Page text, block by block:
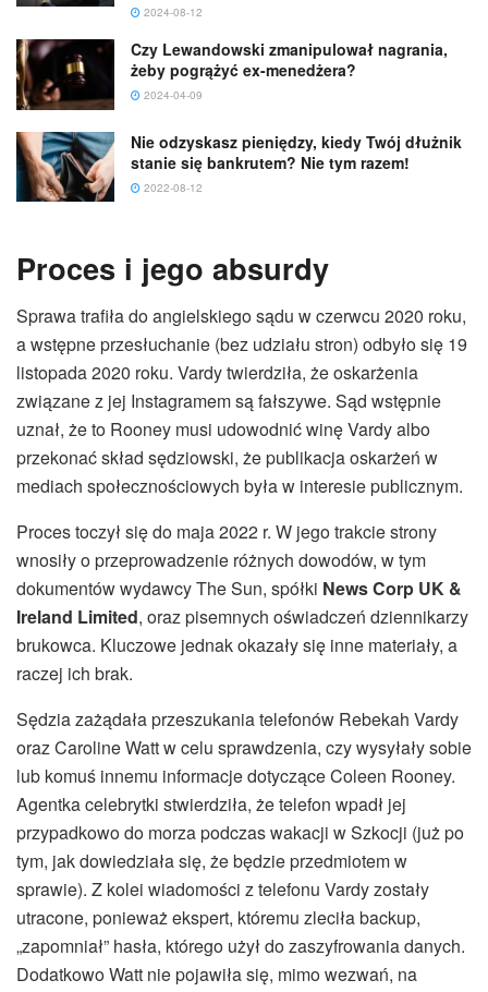
2024-08-12
Czy Lewandowski zmanipulował nagrania,
żeby pogrążyć ex-menedżera?
2024-04-09
Nie odzyskasz pieniędzy, kiedy Twój dłużnik
stanie się bankrutem? Nie tym razem!
2022-08-12
Proces i jego absurdy
Sprawa trafiła do angielskiego sądu w czerwcu 2020 roku,
a wstępne przesłuchanie (bez udziału stron) odbyło się 19
listopada 2020 roku. Vardy twierdziła, że oskarżenia
związane z jej Instagramem są fałszywe. Sąd wstępnie
uznał, że to Rooney musi udowodnić winę Vardy albo
przekonać skład sędziowski, że publikacja oskarżeń w
mediach społecznościowych była w interesie publicznym.
Proces toczył się do maja 2022 r. W jego trakcie strony
wnosiły o przeprowadzenie różnych dowodów, w tym
dokumentów wydawcy The Sun, spółki News Corp UK &
Ireland Limited, oraz pisemnych oświadczeń dziennikarzy
brukowca. Kluczowe jednak okazały się inne materiały, a
raczej ich brak.
Sędzia zażądała przeszukania telefonów Rebekah Vardy
oraz Caroline Watt w celu sprawdzenia, czy wysyłały sobie
lub komuś innemu informacje dotyczące Coleen Rooney.
Agentka celebrytki stwierdziła, że telefon wpadł jej
przypadkowo do morza podczas wakacji w Szkocji (już po
tym, jak dowiedziała się, że będzie przedmiotem w
sprawie). Z kolei wiadomości z telefonu Vardy zostały
utracone, ponieważ ekspert, któremu zleciła backup,
„zapomniał” hasła, którego użył do zaszyfrowania danych.
Dodatkowo Watt nie pojawiła się, mimo wezwań, na